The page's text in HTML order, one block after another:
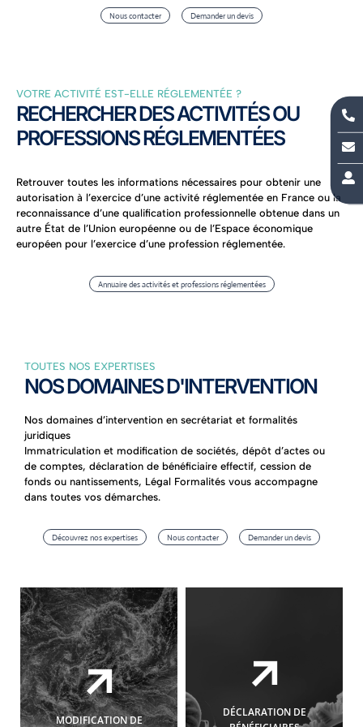
Nous contacter Demander un devis
VOTRE ACTIVITÉ EST-ELLE RÉGLEMENTÉE ?
RECHERCHER DES ACTIVITÉS OU
PROFESSIONS RÉGLEMENTÉES
Retrouver toutes les informations nécessaires pour obtenir une
autorisation à l’exercice d’une activité réglementée en France ou la
reconnaissance d’une qualification professionnelle obtenue dans un
autre État de l’Union européenne ou de l’Espace économique
européen pour l’exercice d’une profession réglementée.
Annuaire des activités et professions réglementées
TOUTES NOS EXPERTISES
NOS DOMAINES D'INTERVENTION
Nos domaines d’intervention en secrétariat et formalités
juridiques
Immatriculation et modification de sociétés, dépôt d’actes ou
de comptes, déclaration de bénéficiaire effectif, cession de
fonds ou nantissements, Légal Formalités vous accompagne
dans toutes vos démarches.
Découvrez nos expertises Nous contacter Demander un devis
MODIFICATION DE
DÉCLARATION DE


